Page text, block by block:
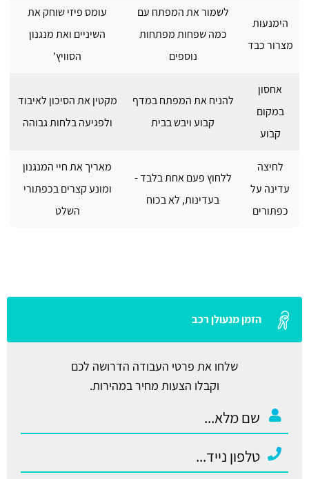
הימנעות
מצרור כבד
לשמור את המפתח עם
כמה שפחות מפתחות
נוספים
עומס פיזי שוחק את
השיניים ואת מנגנון
הסוויץ’
אחסון
במקום
קבוע
להניח את המפתח במדף
קבוע ויבש בבית
מקטין את הסיכון לאיבוד
ולפגיעה בלחות גבוהה
לחיצה
עדינה על
כפתורים
ללחוץ פעם אחת בלבד -
בעדינות, לא בכוח
מאריך את חיי המנגנון
ומונע קצרים בכפתורי
השלט
הזמן מנעולן רכב
שלחו את פרטי העבודה הדרושה לכם
וקבלו הצעות מחיר במהירות.